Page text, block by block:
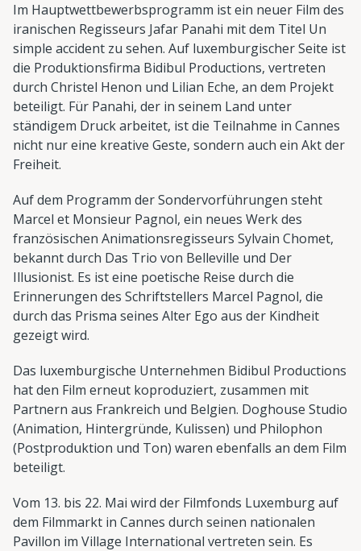
Im Hauptwettbewerbsprogramm ist ein neuer Film des
iranischen Regisseurs Jafar Panahi mit dem Titel Un
simple accident zu sehen. Auf luxemburgischer Seite ist
die Produktionsfirma Bidibul Productions, vertreten
durch Christel Henon und Lilian Eche, an dem Projekt
beteiligt. Für Panahi, der in seinem Land unter
ständigem Druck arbeitet, ist die Teilnahme in Cannes
nicht nur eine kreative Geste, sondern auch ein Akt der
Freiheit.
Auf dem Programm der Sondervorführungen steht
Marcel et Monsieur Pagnol, ein neues Werk des
französischen Animationsregisseurs Sylvain Chomet,
bekannt durch Das Trio von Belleville und Der
Illusionist. Es ist eine poetische Reise durch die
Erinnerungen des Schriftstellers Marcel Pagnol, die
durch das Prisma seines Alter Ego aus der Kindheit
gezeigt wird.
Das luxemburgische Unternehmen Bidibul Productions
hat den Film erneut koproduziert, zusammen mit
Partnern aus Frankreich und Belgien. Doghouse Studio
(Animation, Hintergründe, Kulissen) und Philophon
(Postproduktion und Ton) waren ebenfalls an dem Film
beteiligt.
Vom 13. bis 22. Mai wird der Filmfonds Luxemburg auf
dem Filmmarkt in Cannes durch seinen nationalen
Pavillon im Village International vertreten sein. Es